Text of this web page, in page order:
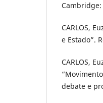
Cambridge:
CARLOS,
e Estado”.
CARLOS,
debate e